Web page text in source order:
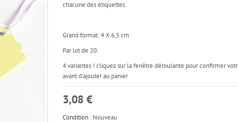
chacune des étiquettes.
Grand format: 4 X 6,5 cm
Par lot de 20.
4 variantes ! cliquez sur la fenêtre déroulante pour confirmer
avant d'ajouter au panier
3,08 €
Condition : Nouveau